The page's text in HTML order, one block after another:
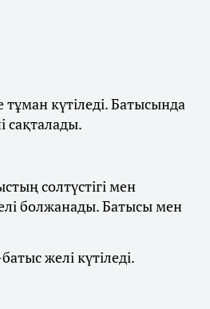
күтіледі. Батысында
сақталады.
солтүстігі мен
болжанады. Батысы мен
желі күтіледі.